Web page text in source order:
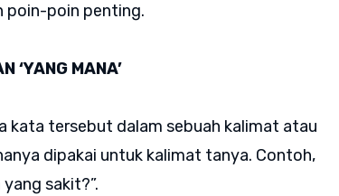
poin-poin penting.
‘YANG MANA’
kata tersebut dalam sebuah kalimat atau
dipakai untuk kalimat tanya. Contoh,
sakit?”.